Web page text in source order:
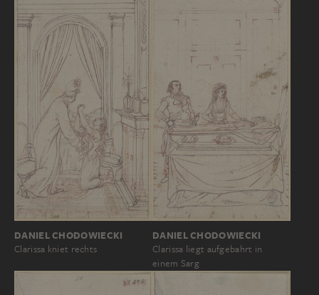
DANIEL CHODOWIECKI
Clarissa kniet rechts
DANIEL CHODOWIECKI
Clarissa liegt aufgebahrt in
einem Sarg